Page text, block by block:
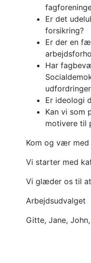
Er det
forsikring?
Er der en
Har
Er ideologi
Kan vi som
motivere til
Kom og vær
Vi starter med
Vi glæder os til
Arbejdsudvalget
Gitte, Jane,